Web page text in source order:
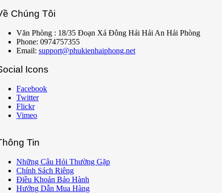
Chúng Tôi
Văn Phòng : 18/35 Đoạn Xá Đông Hải Hải An Hải Phòng
Phone: 0974757355
Email: support@phukienhaiphong.net
Icons
Facebook
Twitter
Flickr
Vimeo
Tin
Những Câu Hỏi Thường Gặp
Chính Sách Riêng
Điều Khoản Bảo Hành
Hướng Dẫn Mua Hàng